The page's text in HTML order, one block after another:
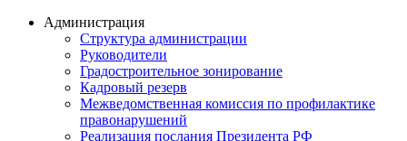
Администрация
Структура администрации
Руководители
Градостроительное зонирование
Кадровый резерв
Межведомственная комиссия по профилактике
правонарушений
Реализация послания Президента РФ